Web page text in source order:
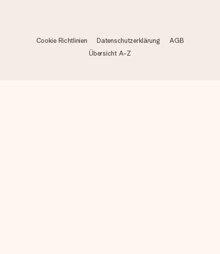
Cookie Richtlinien Datenschutzerklärung
AGB
Übersicht A-Z